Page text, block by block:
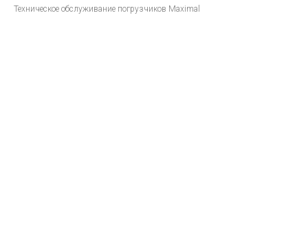
Техническое обслуживание погрузчиков Maximal